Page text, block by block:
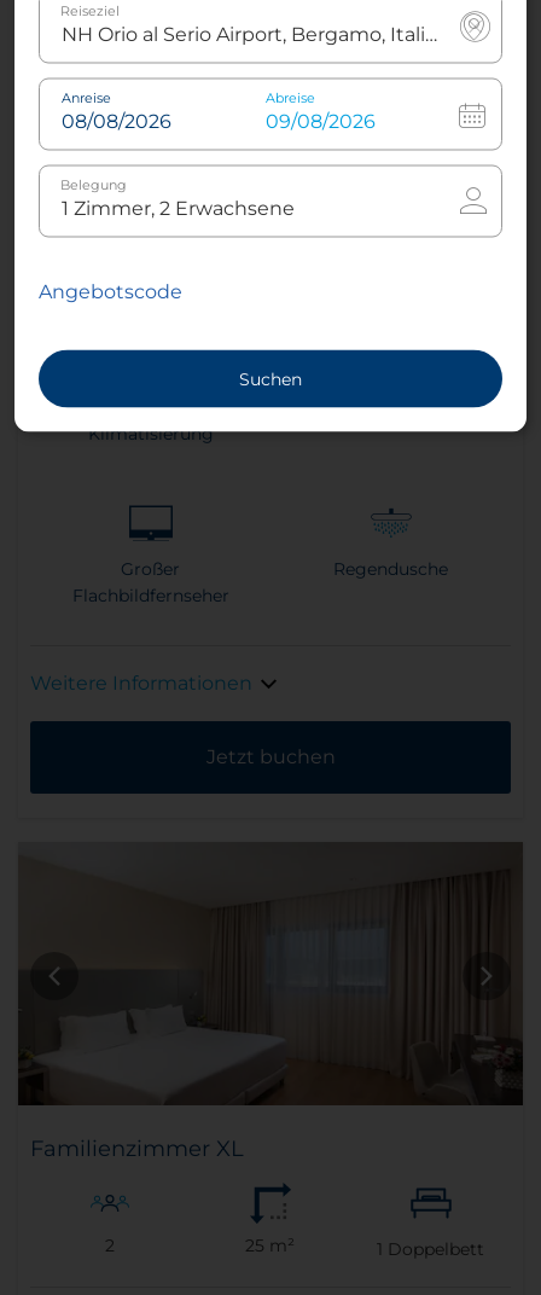
Familienzimmer
Klimaanlage /
Klimatisierung
Sleep Better Mattresses
Großer
Flachbildfernseher
Regendusche
Weitere Informationen
Jetzt buchen
Familienzimmer XL
2 25 m² 1 Doppelbett
Reiseziel
Anreise Abreise
Belegung
Angebotscode
Suchen